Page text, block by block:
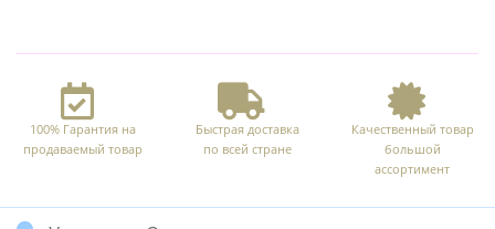
100% Гарантия на
продаваемый товар
Быстрая доставка
по всей стране
Качественный товар
большой
ассортимент